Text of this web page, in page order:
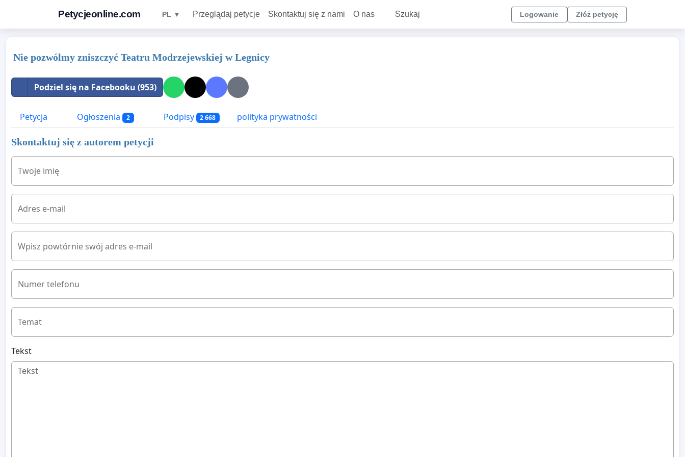
Petycjeonline.com PL ▼ Przeglądaj petycje Skontaktuj się z nami O nas Szukaj Logowanie Złóż petycję
Nie pozwólmy zniszczyć Teatru Modrzejewskiej w Legnicy
Podziel się na Facebooku (953)
Petycja Ogłoszenia 2 Podpisy 2 668 polityka prywatności
Skontaktuj się z autorem petycji
Twoje imię
Adres e-mail
Wpisz powtórnie swój adres e-mail
Numer telefonu
Temat
Tekst